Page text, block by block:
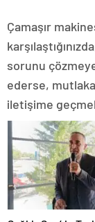
Çamaşır
sorunu
ederse,
iletişime